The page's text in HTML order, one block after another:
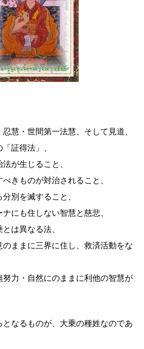
慧・世間第一法慧、そして見道、
証得法」、
が生じること、
きものが対治されること、
別を滅すること、
にも住しない智慧と慈悲、
は異なる法、
ままに三界に住し、救済活動をな
力・自然にのままに利他の智慧が
なるものが、大乗の種姓なのであ